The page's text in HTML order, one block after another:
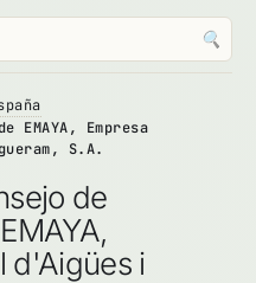
🔍
EMAYA, Empresa
S.A.
de
d'Aigües i